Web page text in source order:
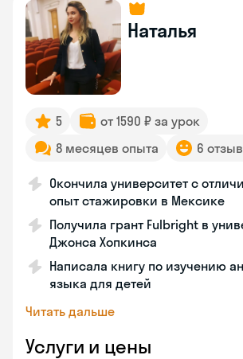
Наталья
5
от 1590 ₽ за урок
8 месяцев опыта
6
Окончила университет с
опыт стажировки в Мексике
Получила грант Fulbright в
Джонса Хопкинса
Написала книгу по изучению
языка для детей
Читать дальше
Услуги и цены